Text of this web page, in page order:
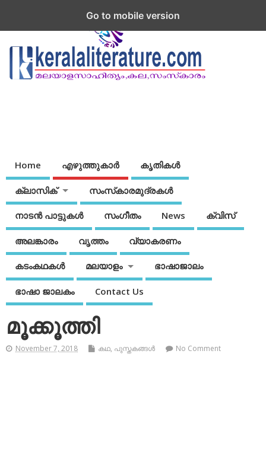
Home എഴുത്തുകാര്‍ കൃതികൾ
ക്ലാസിക് സംസ്‌കാരമുദ്രകള്‍
നാടന്‍ പാട്ടുകള്‍ സംഗീതം News ക്വിസ്
അലങ്കാരം വൃത്തം വ്യാകരണം
കടംകഥകള്‍ മലയാളം ഭാഷാജാലം
ഭാഷാ ജാലകം Contact Us
മൂക്കൂത്തി
November 7, 2018 കഥ, പുസ്തകങ്ങള്‍ No Comment
Go to mobile version